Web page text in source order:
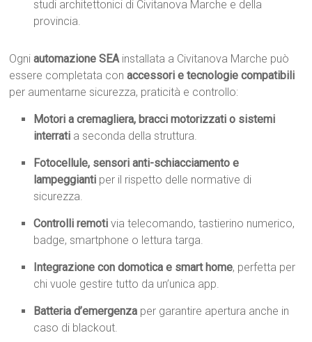
studi architettonici di Civitanova Marche e della
provincia.
Ogniautomazione SEAinstallata a Civitanova Marche può
essere completata conaccessori e tecnologie compatibili
per aumentarne sicurezza, praticità e controllo:
Motori a cremagliera, bracci motorizzati o sistemi
interrati a seconda della struttura.
Fotocellule, sensori anti-schiacciamento e
lampeggianti per il rispetto delle normative di
sicurezza.
Controlli remoti via telecomando, tastierino numerico,
badge, smartphone o lettura targa.
Integrazione con domotica e smart home, perfetta per
chi vuole gestire tutto da un’unica app.
Batteria d’emergenza per garantire apertura anche in
caso di blackout.